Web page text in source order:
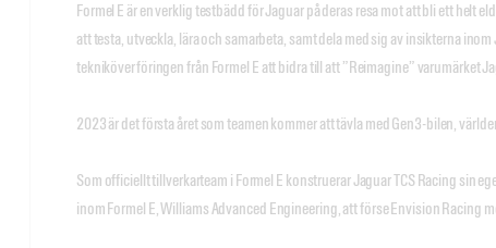
Formel E är en verklig testbädd för Jaguar på deras resa mot att bli ett helt
att testa, utveckla, lära och samarbeta, samt dela med sig av insikterna
tekniköverföringen från Formel E att bidra till att ”Reimagine” varumärket
2023 är det första året som teamen kommer att tävla med Gen3-bilen,
Som officiellt tillverkarteam i Formel E konstruerar Jaguar TCS Racing sin
inom Formel E, Williams Advanced Engineering, att förse Envision Racing